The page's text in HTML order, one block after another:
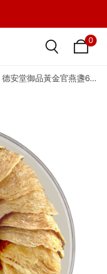
0
德安堂御品黃金官燕盞6A